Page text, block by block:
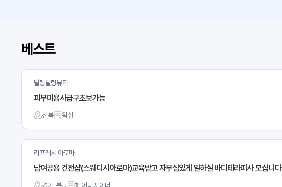
베스트
달링달링뷰티
피부미용사급구초보가능
전북 왁싱
리프레시 아로마
남여공용 건전샵(스웨디시아로마)교육받고 자부심있게 일하실 바디테라피사 모십니다